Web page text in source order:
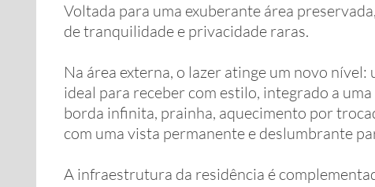
Voltada para uma exuberante área
de tranquilidade e privacidade raras.
Na área externa, o lazer atinge um novo
ideal para receber com estilo, integrado a
borda infinita, prainha, aquecimento por
com uma vista permanente e deslumbrante
A infraestrutura da residência é